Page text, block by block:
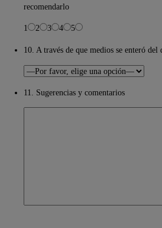
recomendarlo
1 2 3 4 5
10. A través de que medios se enteró
11. Sugerencias y comentarios